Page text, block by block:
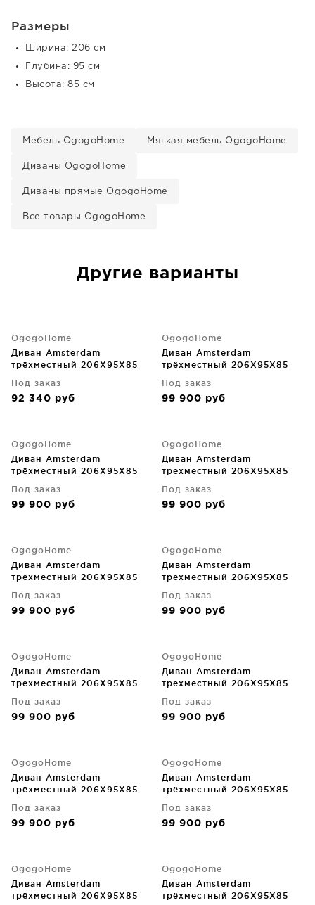
Размеры
Ширина: 206 см
Глубина: 95 см
Высота: 85 см
Мебель OgogoHome Мягкая мебель OgogoHome
Диваны OgogoHome
Диваны прямые OgogoHome
Все товары OgogoHome
Другие варианты
OgogoHome
Диван Amsterdam
трёхместный 206X95X85
Под заказ
92 340 руб
OgogoHome
Диван Amsterdam
трёхместный 206X95X85
Под заказ
99 900 руб
OgogoHome
Диван Amsterdam
трёхместный 206X95X85
Под заказ
99 900 руб
OgogoHome
Диван Amsterdam
трехместный 206X95X85
Под заказ
99 900 руб
OgogoHome
Диван Amsterdam
трёхместный 206X95X85
Под заказ
99 900 руб
OgogoHome
Диван Amsterdam
трехместный 206X95X85
Под заказ
99 900 руб
OgogoHome
Диван Amsterdam
трёхместный 206X95X85
Под заказ
99 900 руб
OgogoHome
Диван Amsterdam
трёхместный 206X95X85
Под заказ
99 900 руб
OgogoHome
Диван Amsterdam
трёхместный 206X95X85
Под заказ
99 900 руб
OgogoHome
Диван Amsterdam
трёхместный 206X95X85
Под заказ
99 900 руб
OgogoHome
Диван Amsterdam
трёхместный 206X95X85
OgogoHome
Диван Amsterdam
трёхместный 206X95X85